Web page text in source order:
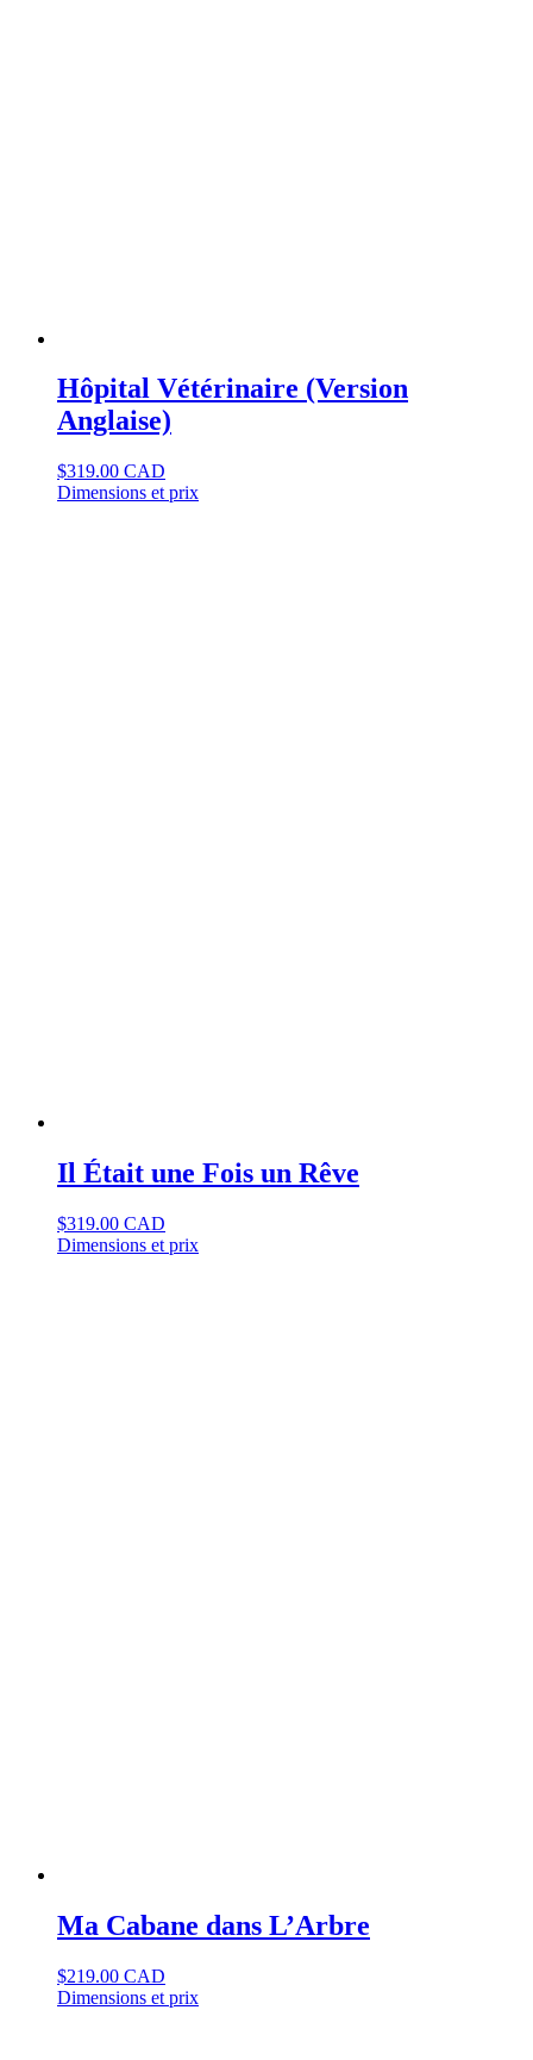
Hôpital Vétérinaire (Version
Anglaise)
$319.00 CAD
Dimensions et prix
Il Était une Fois un Rêve
$319.00 CAD
Dimensions et prix
Ma Cabane dans L’Arbre
$219.00 CAD
Dimensions et prix